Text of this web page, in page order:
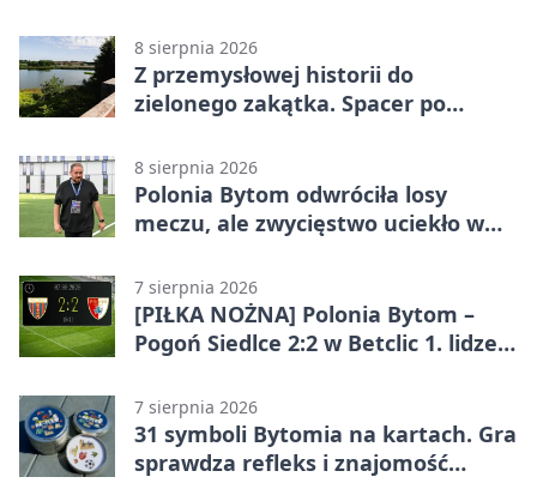
8 sierpnia 2026
Z przemysłowej historii do
zielonego zakątka. Spacer po
8 sierpnia 2026
Polonia Bytom odwróciła losy
meczu, ale zwycięstwo uciekło w
7 sierpnia 2026
[PIŁKA NOŻNA] Polonia Bytom –
Pogoń Siedlce 2:2 w Betclic 1. lidze.
ale stracili zwycięstwo
7 sierpnia 2026
31 symboli Bytomia na kartach. Gra
sprawdza refleks i znajomość